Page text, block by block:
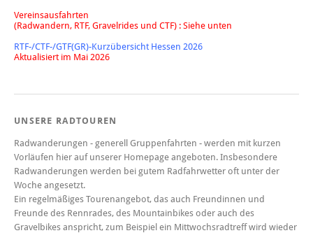
Vereinsausfahrten
(Radwandern, RTF, Gravelrides und CTF) : Siehe unten
RTF-/CTF-/GTF(GR)-Kurzübersicht Hessen 2026
Aktualisiert im Mai 2026
UNSERE RADTOUREN
Radwanderungen - generell Gruppenfahrten - werden mit kurzen
Vorläufen hier auf unserer Homepage angeboten. Insbesondere
Radwanderungen werden bei gutem Radfahrwetter oft unter der
Woche angesetzt.
Ein regelmäßiges Tourenangebot, das auch Freundinnen und
Freunde des Rennrades, des Mountainbikes oder auch des
Gravelbikes anspricht, zum Beispiel ein Mittwochsradtreff wird wieder